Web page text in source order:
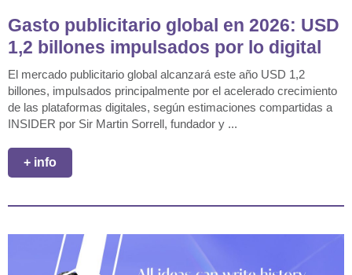
Gasto publicitario global en 2026: USD
1,2 billones impulsados por lo digital
El mercado publicitario global alcanzará este año USD 1,2
billones, impulsados principalmente por el acelerado crecimiento
de las plataformas digitales, según estimaciones compartidas a
INSIDER por Sir Martin Sorrell, fundador y ...
+ info